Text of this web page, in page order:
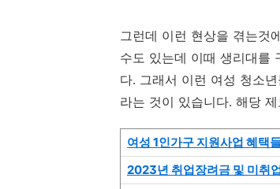
그런데 이런 현상을 겪는것
수도 있는데 이때 생리대를
다. 그래서 이런 여성 청소
라는 것이 있습니다. 해당
여성 1인가구 지원사업 혜택
2023년 취업장려금 및 미취